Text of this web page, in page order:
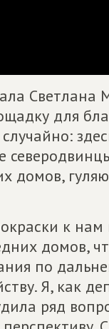
Светлана
для
домов,
к
домов,
по
Я, как
ряд